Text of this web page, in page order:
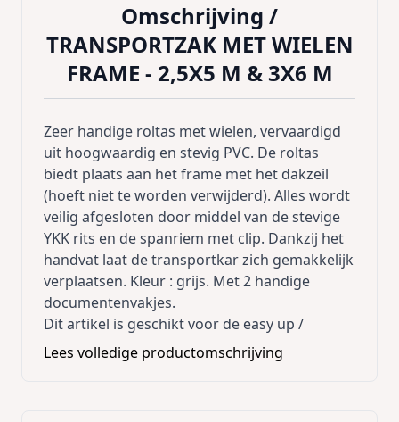
Omschrijving /
TRANSPORTZAK MET WIELEN
FRAME - 2,5X5 M & 3X6 M
Zeer handige roltas met wielen, vervaardigd
uit hoogwaardig en stevig PVC. De roltas
biedt plaats aan het frame met het dakzeil
(hoeft niet te worden verwijderd). Alles wordt
veilig afgesloten door middel van de stevige
YKK rits en de spanriem met clip. Dankzij het
handvat laat de transportkar zich gemakkelijk
verplaatsen. Kleur : grijs. Met 2 handige
documentenvakjes.
Dit artikel is geschikt voor de easy up /
vouwtenten maat 2.5x5m en 3x6m met
polyester dakzeil.
Lees volledige productomschrijving